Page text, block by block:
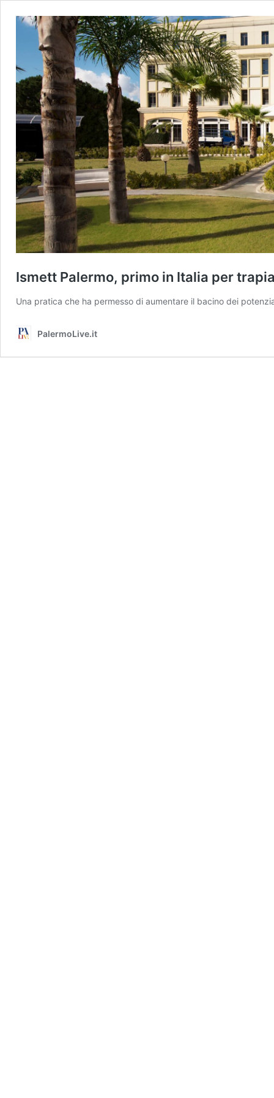
Ismett Palermo, primo in Italia per
Una pratica che ha permesso di aumentare il bacino dei
PalermoLive.it